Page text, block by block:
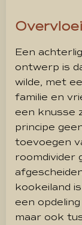
Een
ontwerp is
wilde, met
familie en
een knusse
principe
toevoegen
roomdivider
kookeiland
een
maar ook